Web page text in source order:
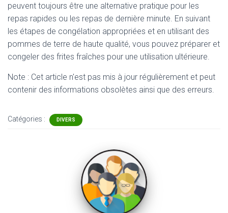
peuvent toujours être une alternative pratique pour les
repas rapides ou les repas de dernière minute. En suivant
les étapes de congélation appropriées et en utilisant des
pommes de terre de haute qualité, vous pouvez préparer et
congeler des frites fraîches pour une utilisation ultérieure.
Note : Cet article n'est pas mis à jour régulièrement et peut
contenir des informations obsolètes ainsi que des erreurs.
Catégories : DIVERS